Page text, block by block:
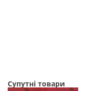
Супутні товари